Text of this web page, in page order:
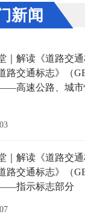
新闻
｜解读《道路交
路交通标志》（GB
——高速公路、城
｜解读《道路交
路交通标志》（GB
——指示标志部分